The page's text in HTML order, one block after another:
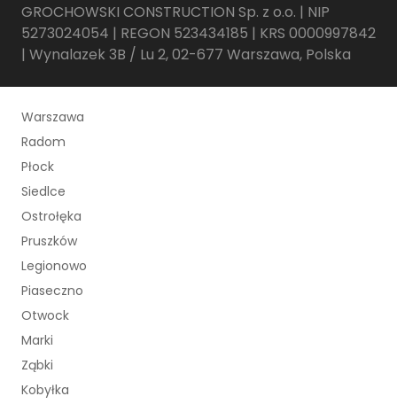
GROCHOWSKI CONSTRUCTION Sp. z o.o. | NIP
5273024054 | REGON 523434185 | KRS 0000997842
| Wynalazek 3B / Lu 2, 02-677 Warszawa, Polska
Warszawa
Radom
Płock
Siedlce
Ostrołęka
Pruszków
Legionowo
Piaseczno
Otwock
Marki
Ząbki
Kobyłka